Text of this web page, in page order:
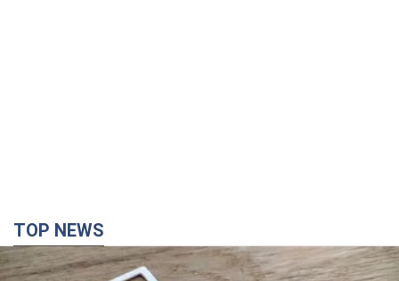
Мобильные операторы подняли тарифы "до
предела", но качество связи ухудшилось:
стоит ли жаловаться на цены